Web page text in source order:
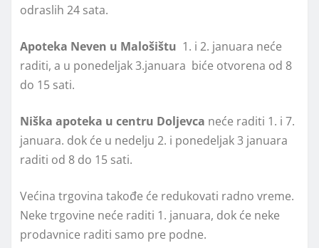
odraslih 24 sata.
Apoteka Neven u Malošištu 1. i 2. januara neće
raditi, a u ponedeljak 3.januara biće otvorena od 8
do 15 sati.
Niška apoteka u centru Doljevca neće raditi 1. i 7.
januara. dok će u nedelju 2. i ponedeljak 3 januara
raditi od 8 do 15 sati.
Većina trgovina takođe će redukovati radno vreme.
Neke trgovine neće raditi 1. januara, dok će neke
prodavnice raditi samo pre podne.